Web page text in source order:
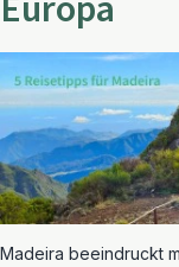
Europa
Madeira beeindruckt